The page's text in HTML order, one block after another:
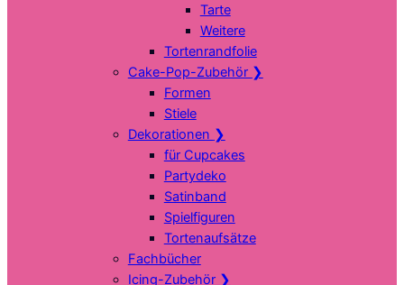
Tarte
Weitere
Tortenrandfolie
Cake-Pop-Zubehör ❯
Formen
Stiele
Dekorationen ❯
für Cupcakes
Partydeko
Satinband
Spielfiguren
Tortenaufsätze
Fachbücher
Icing-Zubehör ❯